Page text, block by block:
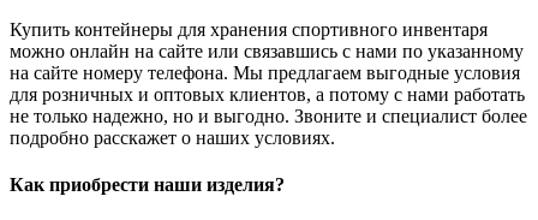
Купить контейнеры для хранения спортивного инвентаря
можно онлайн на сайте или связавшись с нами по указанному
на сайте номеру телефона. Мы предлагаем выгодные условия
для розничных и оптовых клиентов, а потому с нами работать
не только надежно, но и выгодно. Звоните и специалист более
подробно расскажет о наших условиях.
Как приобрести наши изделия?